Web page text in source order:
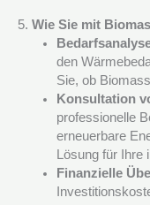
5. Wie Sie mit
den
Sie, ob
Konsultation
professionelle
erneuerbare
Lösung für
Finanzielle